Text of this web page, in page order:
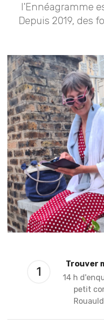
l'Ennéagramme
Depuis 2019, des
1
Trouver
14 h
petit